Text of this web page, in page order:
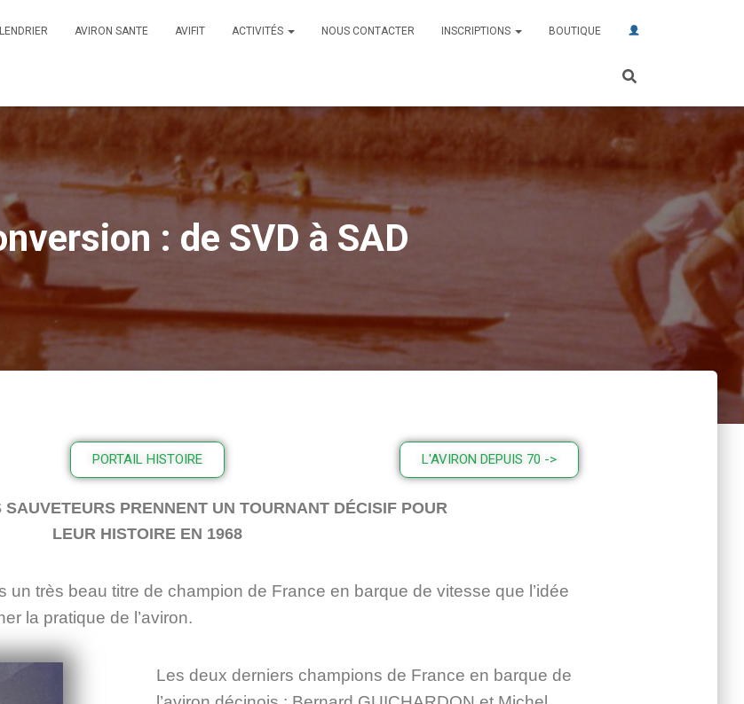
AVIRON SANTE AVIFIT ACTIVITÉS NOUS CONTACTER INSCRIPTIONS BOUTIQUE
: de SVD à SAD
PORTAIL HISTOIRE L'AVIRON DEPUIS 70 ->
PRENNENT UN TOURNANT DÉCISIF POUR
LEUR HISTOIRE EN 1968
un très beau titre de champion de France en barque de vitesse que l’idée
la pratique de l’aviron.
Les deux derniers champions de France en barque de